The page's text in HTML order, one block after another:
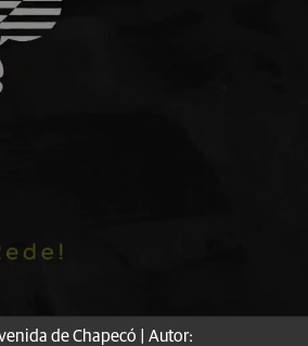
de Chapecó | Autor: